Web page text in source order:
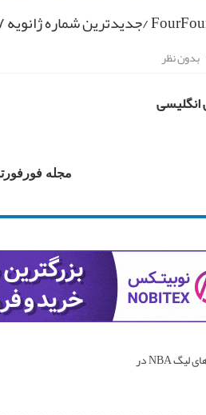
بدون نظر
انگلیسی
مجله فورفورتو
دانلود فول مچ بازی های لیگ NBA در